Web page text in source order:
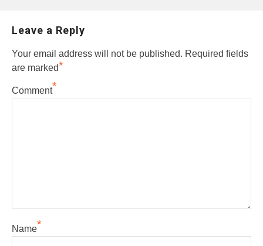
Leave a Reply
Your email address will not be published. Required fields
are marked*
Comment*
Name*